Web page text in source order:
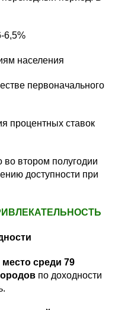
6,5%
населения
первоначального
процентных ставок
втором полугодии
доступности при
место среди 79
по доходности